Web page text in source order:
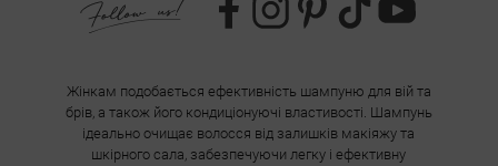
Жінкам подобається ефективність шампуню для вій та
брів, а також його кондиціонуючі властивості. Шампунь
ідеально очищає волосся від залишків макіяжу та
шкірного сала, забезпечуючи легку і ефективну